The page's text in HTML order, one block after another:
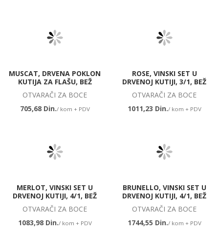
MUSCAT, DRVENA POKLON
KUTIJA ZA FLAŠU, BEŽ
OTVARAČI ZA BOCE
705,68 Din./ kom + PDV
ROSE, VINSKI SET U
DRVENOJ KUTIJI, 3/1, BEŽ
OTVARAČI ZA BOCE
1011,23 Din./ kom + PDV
MERLOT, VINSKI SET U
DRVENOJ KUTIJI, 4/1, BEŽ
OTVARAČI ZA BOCE
1083,98 Din./ kom + PDV
BRUNELLO, VINSKI SET U
DRVENOJ KUTIJI, 4/1, BEŽ
OTVARAČI ZA BOCE
1744,55 Din./ kom + PDV